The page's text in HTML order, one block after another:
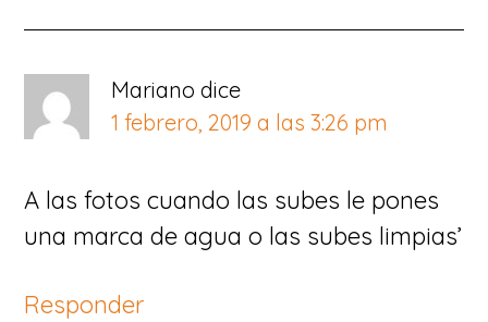
Mariano dice
1 febrero, 2019 a las 3:26 pm
A las fotos cuando las subes le pones
una marca de agua o las subes limpias’
Responder